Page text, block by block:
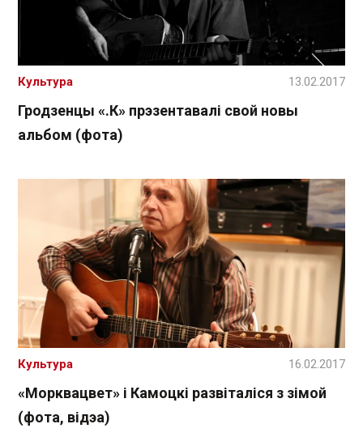
Гродзенцы «.К» прэзентавалі свой новы
альбом (фота)
Культура 13.02.2017
«Морквацвет» і Камоцкі развіталіся з зімой
(фота, відэа)
Культура 16.02.2017